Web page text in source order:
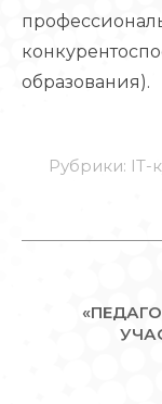
образования).
Рубрики: IT-